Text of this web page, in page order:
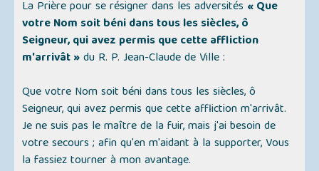
La Prière pour se résigner dans les adversités « Que
votre Nom soit béni dans tous les siècles, ô
Seigneur, qui avez permis que cette affliction
m'arrivât »du R. P. Jean-Claude de Ville :
Que votre Nom soit béni dans tous les siècles, ô
Seigneur, qui avez permis que cette affliction m'arrivât.
Je ne suis pas le maître de la fuir, mais j'ai besoin de
votre secours ; afin qu'en m'aidant à la supporter, Vous
la fassiez tourner à mon avantage.